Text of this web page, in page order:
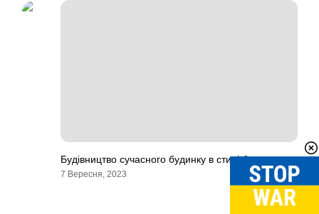
Будівництво сучасного будинку в стилі барнхаус
7 Вересня, 2023